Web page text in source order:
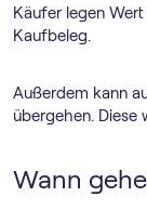
Käufer legen
Kaufbeleg.
Außerdem kann
übergehen. Diese
Wann